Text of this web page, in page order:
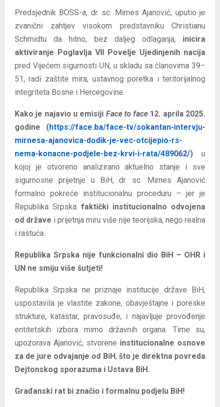
Predsjednik BOSS-a, dr. sc. Mirnes Ajanović, uputio je
zvanični zahtjev visokom predstavniku Christianu
Schmidtu da hitno, bez daljeg odlaganja, inicira
aktiviranje Poglavlja VII Povelje Ujedinjenih nacija
pred Vijećem sigurnosti UN, u skladu sa članovima 39–
51, radi zaštite mira, ustavnog poretka i teritorijalnog
integriteta Bosne i Hercegovine.
Kako je najavio u emisiji Face to face 12. aprila 2025.
godine (https://face.ba/face-tv/sokantan-intervju-
mirnesa-ajanovica-dodik-je-vec-otcijepio-rs-
nema-konacne-podjele-bez-krvi-i-rata/489062/) u
kojoj je otvoreno analizirano aktuelno stanje i sve
sigurnosne prijetnje u BiH, dr. sc. Mirnes Ajanović
formalno pokreće institucionalnu proceduru – jer je
Republika Srpska faktički institucionalno odvojena
od države i prijetnja miru više nije teorijska, nego realna
i rastuća.
Republika Srpska nije funkcionalni dio BiH – OHR i
UN ne smiju više šutjeti!
Republika Srpska ne priznaje institucije države BiH,
uspostavila je vlastite zakone, obavještajne i poreske
strukture, katastar, pravosuđe, i najavljuje provođenje
entitetskih izbora mimo državnih organa. Time su,
upozorava Ajanović, stvorene institucionalne osnove
za de jure odvajanje od BiH, što je direktna povreda
Dejtonskog sporazuma i Ustava BiH.
Građanski rat bi značio i formalnu podjelu BiH!